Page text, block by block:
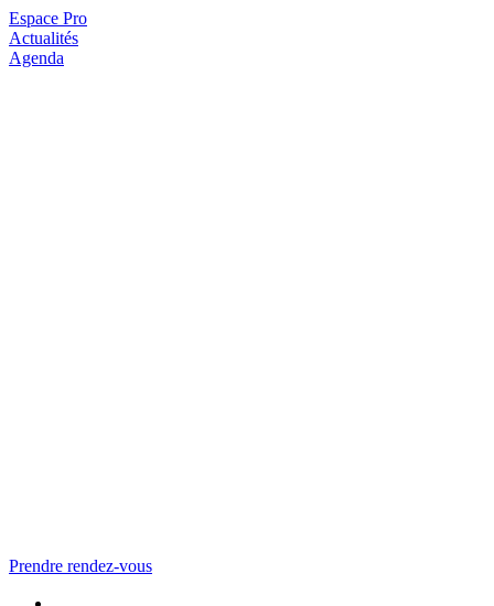
Espace Pro
Actualités
Agenda
Prendre rendez-vous